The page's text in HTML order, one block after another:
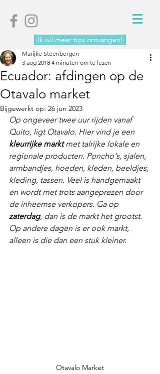
Ik wil meer tips ontvangen!
Ecuador: afdingen op de
Otavalo market
Marijke Steenbergen
3 aug 2018 4 minuten om te lezen
Bijgewerkt op: 26 jun 2023
Op ongeveer twee uur rijden vanaf
Quito, ligt Otavalo. Hier vind je een
kleurrijke markt met talrijke lokale en
regionale producten. Poncho's, sjalen,
armbandjes, hoeden, kleden, beeldjes,
kleding, tassen. Veel is handgemaakt
en wordt met trots aangeprezen door
de inheemse verkopers. Ga op
zaterdag, dan is de markt het grootst.
Op andere dagen is er ook markt,
alleen is die dan een stuk kleiner.
Otavalo Market